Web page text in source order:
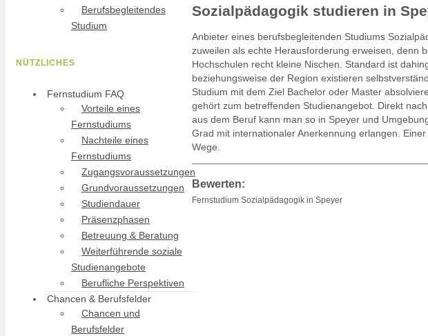
Sozialpädagogik studieren in
Anbieter eines berufsbegleitenden Studiums
zuweilen als echte Herausforderung erweisen, denn
Hochschulen recht kleine Nischen. Standard ist
beziehungsweise der Region existieren
Studium mit dem Ziel Bachelor oder Master
gehört zum betreffenden Studienangebot. Direkt
aus dem Beruf kann man so in Speyer und
Grad mit internationaler Anerkennung erlangen.
Wege.
Bewerten:
Fernstudium Sozialpädagogik in Speyer
Berufsbegleitendes
Studium
NÜTZLICHES
Fernstudium FAQ
Vorteile eines
Fernstudiums
Nachteile eines
Fernstudiums
Zugangsvoraussetzungen
Grundvoraussetzungen
Studiendauer
Präsenzphasen
Betreuung & Beratung
Weiterführende soziale
Studienangebote
Berufliche Perspektiven
Chancen & Berufsfelder
Chancen und
Berufsfelder